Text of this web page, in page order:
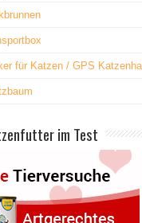
für Katzen / GPS
im Test